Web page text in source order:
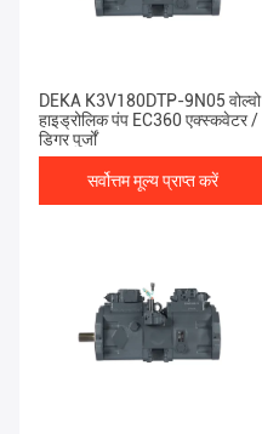
DEKA K3V180DTP-9N05 वोल्वो
हाइड्रोलिक पंप EC360 एक्स्कवेटर /
डिगर पुर्जों
सर्वोत्तम मूल्य प्राप्त करें